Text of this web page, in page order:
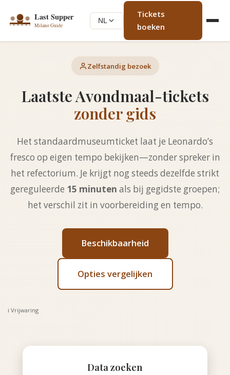
NL
Tickets
boeken
Zelfstandig bezoek
Laatste Avondmaal-tickets
zonder gids
Het standaardmuseumticket laat je Leonardo’s
fresco op eigen tempo bekijken—zonder spreker in
het refectorium. Je krijgt nog steeds dezelfde strikt
gereguleerde 15 minuten als bij gegidste groepen;
het verschil zit in voorbereiding en tempo.
Beschikbaarheid
Opties vergelijken
ℹ️ Vrijwaring
Data zoeken